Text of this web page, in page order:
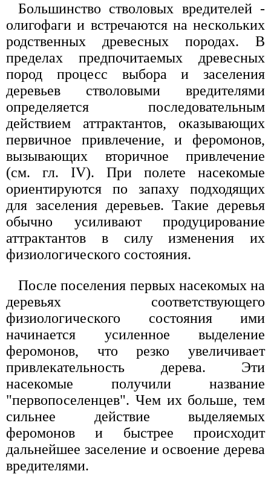
Большинство стволовых вредителей -
олигофаги и встречаются на нескольких
родственных древесных породах. В
пределах предпочитаемых древесных
пород процесс выбора и заселения
деревьев стволовыми вредителями
определяется последовательным
действием аттрактантов, оказывающих
первичное привлечение, и феромонов,
вызывающих вторичное привлечение
(см. гл. IV). При полете насекомые
ориентируются по запаху подходящих
для заселения деревьев. Такие деревья
обычно усиливают продуцирование
аттрактантов в силу изменения их
физиологического состояния.
После поселения первых насекомых на
деревьях соответствующего
физиологического состояния ими
начинается усиленное выделение
феромонов, что резко увеличивает
привлекательность дерева. Эти
насекомые получили название
"первопоселенцев". Чем их больше, тем
сильнее действие выделяемых
феромонов и быстрее происходит
дальнейшее заселение и освоение дерева
вредителями.